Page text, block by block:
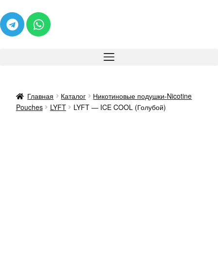
Главная Каталог
Никотиновые подушки-Nicotine
Pouches
LYFT LYFT — ICE COOL (Голубой)